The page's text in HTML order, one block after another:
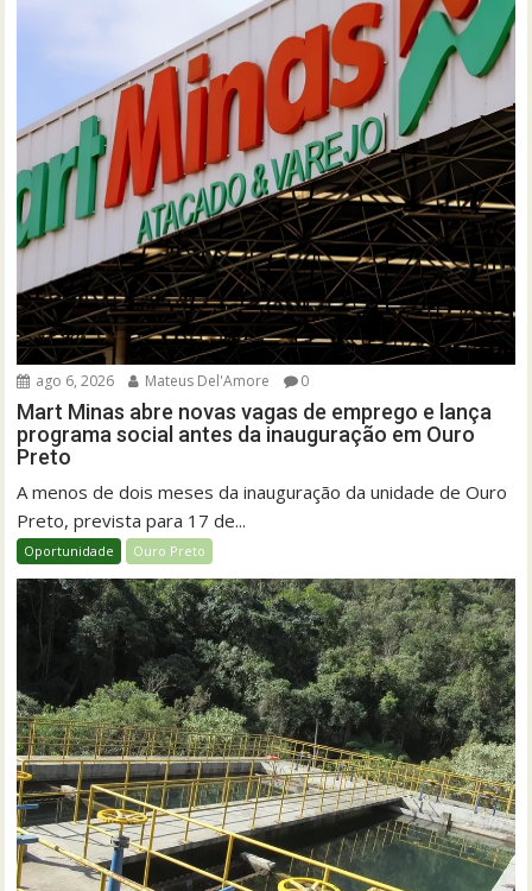
ago 6, 2026 Mateus Del'Amore 0
Mart Minas abre novas vagas de emprego e lança
programa social antes da inauguração em Ouro
Preto
A menos de dois meses da inauguração da unidade de Ouro
Preto, prevista para 17 de...
Oportunidade Ouro Preto